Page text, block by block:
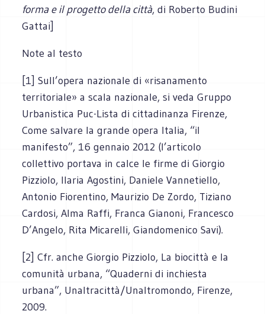
forma e il progetto della città, di Roberto Budini
Gattai]
Note al testo
[1] Sull’opera nazionale di «risanamento
territoriale» a scala nazionale, si veda Gruppo
Urbanistica Puc-Lista di cittadinanza Firenze,
Come salvare la grande opera Italia, “il
manifesto”, 16 gennaio 2012 (l’articolo
collettivo portava in calce le firme di Giorgio
Pizziolo, Ilaria Agostini, Daniele Vannetiello,
Antonio Fiorentino, Maurizio De Zordo, Tiziano
Cardosi, Alma Raffi, Franca Gianoni, Francesco
D’Angelo, Rita Micarelli, Giandomenico Savi).
[2] Cfr. anche Giorgio Pizziolo, La biocittà e la
comunità urbana, “Quaderni di inchiesta
urbana”, Unaltracittà/Unaltromondo, Firenze,
2009.